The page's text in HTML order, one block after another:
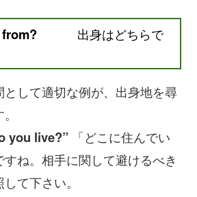
from? 出身はどちらで
して適切な例が、出身地を尋
you live?” 「どこに住んでい
ね。相手に関して避けるべき
て下さい。